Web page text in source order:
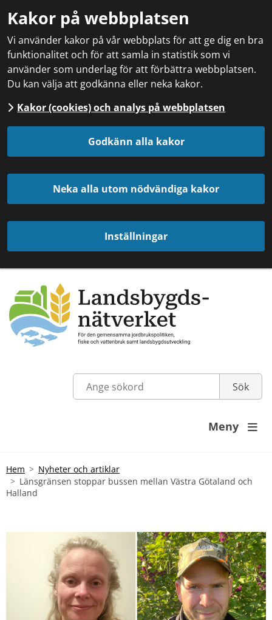
Kakor på webbplatsen
Vi använder kakor på vår webbplats för att ge dig en bra
funktionalitet och för att samla in statistik som vi
använder som underlag för att förbättra webbplatsen.
Du kan välja att godkänna eller neka kakor.
Kakor (cookies) och analys på webbplatsen
Godkänn alla kakor
Neka alla utom nödvändiga kakor
Inställningar
Meny 
Hem
Nyheter och artiklar
Länsgränsen stoppar bussen mellan Västra Götaland och
Halland